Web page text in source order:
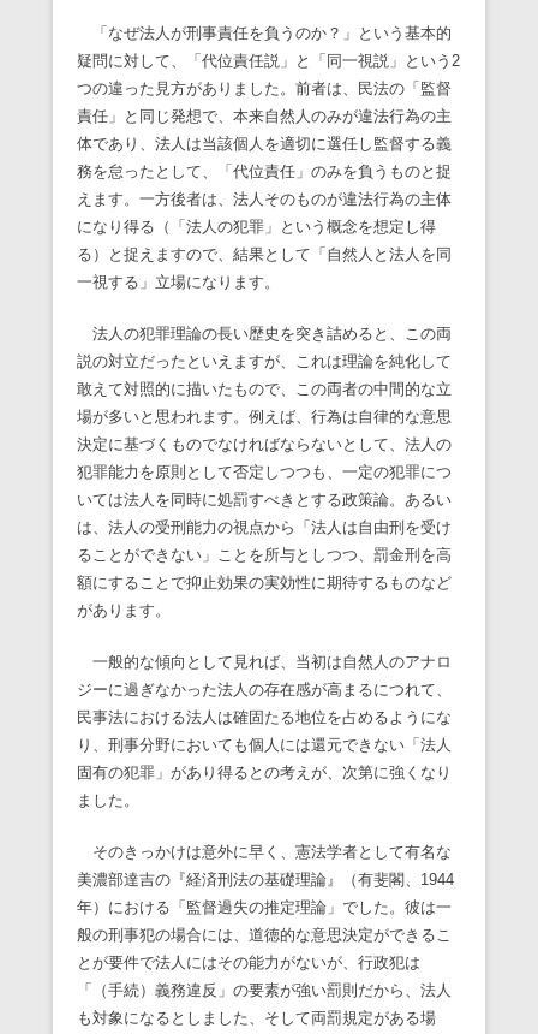
「なぜ法人が刑事責任を負うのか？」という基本的
疑問に対して、「代位責任説」と「同一視説」という2
つの違った見方がありました。前者は、民法の「監督
責任」と同じ発想で、本来自然人のみが違法行為の主
体であり、法人は当該個人を適切に選任し監督する義
務を怠ったとして、「代位責任」のみを負うものと捉
えます。一方後者は、法人そのものが違法行為の主体
になり得る（「法人の犯罪」という概念を想定し得
る）と捉えますので、結果として「自然人と法人を同
一視する」立場になります。
法人の犯罪理論の長い歴史を突き詰めると、この両
説の対立だったといえますが、これは理論を純化して
敢えて対照的に描いたもので、この両者の中間的な立
場が多いと思われます。例えば、行為は自律的な意思
決定に基づくものでなければならないとして、法人の
犯罪能力を原則として否定しつつも、一定の犯罪につ
いては法人を同時に処罰すべきとする政策論。あるい
は、法人の受刑能力の視点から「法人は自由刑を受け
ることができない」ことを所与としつつ、罰金刑を高
額にすることで抑止効果の実効性に期待するものなど
があります。
一般的な傾向として見れば、当初は自然人のアナロ
ジーに過ぎなかった法人の存在感が高まるにつれて、
民事法における法人は確固たる地位を占めるようにな
り、刑事分野においても個人には還元できない「法人
固有の犯罪」があり得るとの考えが、次第に強くなり
ました。
そのきっかけは意外に早く、憲法学者として有名な
美濃部達吉の『経済刑法の基礎理論』（有斐閣、1944
年）における「監督過失の推定理論」でした。彼は一
般の刑事犯の場合には、道徳的な意思決定ができるこ
とが要件で法人にはその能力がないが、行政犯は
「（手続）義務違反」の要素が強い罰則だから、法人
も対象になるとしました、そして両罰規定がある場